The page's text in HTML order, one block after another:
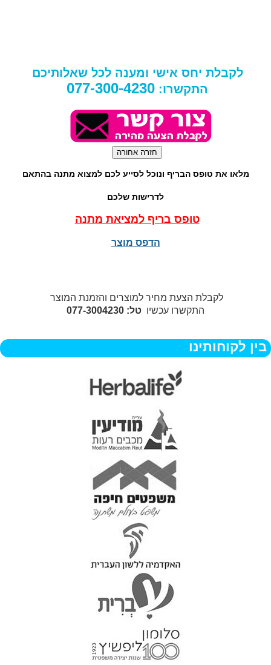
לקבלת יחס אישי ומענה לכל שאלותיכם
התקשרו: 077-300-4230
מלאו את טופס הבריף ונוכל לסייע לכם למצוא מתנה בהתאם
לדרישות שלכם
טופס בריף למציאת מתנה
הדפס מוצר
לקבלת הצעת מחיר למוצרים והזמנת המוצר
התקשרו עכשיו טל: 077-3004230
בין לקוחותינו